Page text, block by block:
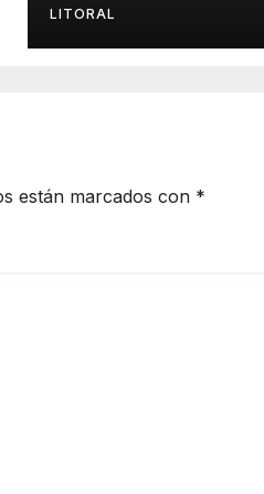
FIESTA
DEL
LITORAL
están marcados con *